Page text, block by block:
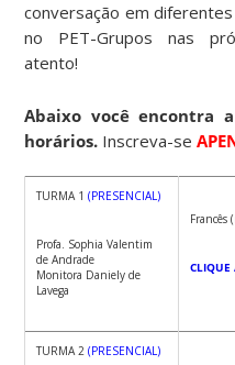
conversação em
no PET-Grupos nas
atento!
Abaixo você encontra
horários. Inscreva-se
TURMA 1(PRESENCIAL)
Profa. Sophia Valentim
de Andrade
Monitora Daniely de
Lavega
Francês
CLIQUE
TURMA 2(PRESENCIAL)